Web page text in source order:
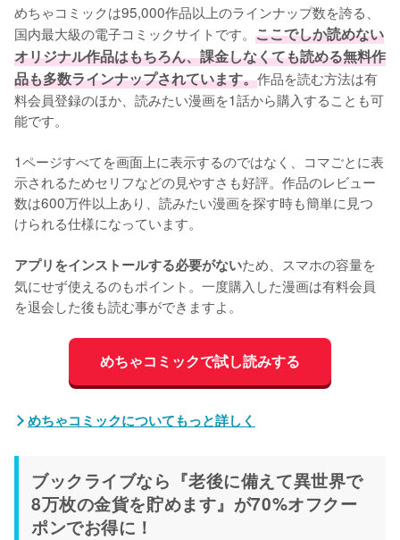
めちゃコミックは95,000作品以上のラインナップ数を誇る、
国内最大級の電子コミックサイトです。 ここでしか読めない
オリジナル作品はもちろん、課金しなくても読める無料作
品も多数ラインナップされています。作品を読む方法は有
料会員登録のほか、読みたい漫画を1話から購入することも可
能です。
1ページすべてを画面上に表示するのではなく、コマごとに表
示されるためセリフなどの見やすさも好評。作品のレビュー
数は600万件以上あり、読みたい漫画を探す時も簡単に見つ
けられる仕様になっています。
アプリをインストールする必要がないため、スマホの容量を
気にせず使えるのもポイント。一度購入した漫画は有料会員
を退会した後も読む事ができますよ。
めちゃコミックで試し読みする
めちゃコミックについてもっと詳しく
ブックライブなら『老後に備えて異世界で
8万枚の金貨を貯めます』が70%オフクー
ポンでお得に！